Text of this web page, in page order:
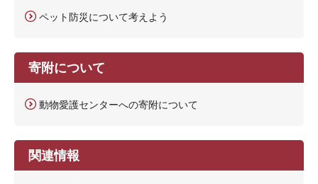
ペット防災について考えよう
寄附について
動物愛護センターへの寄附について
関連情報